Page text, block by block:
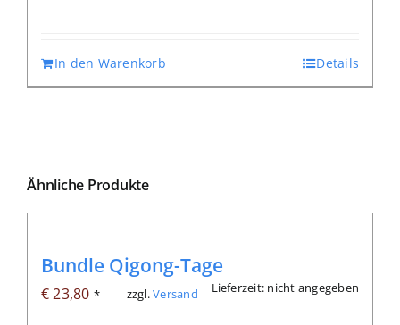
In den Warenkorb Details
Ähnliche Produkte
Bundle Qigong-Tage
€23,80 * zzgl.Versand Lieferzeit: nicht angegeben